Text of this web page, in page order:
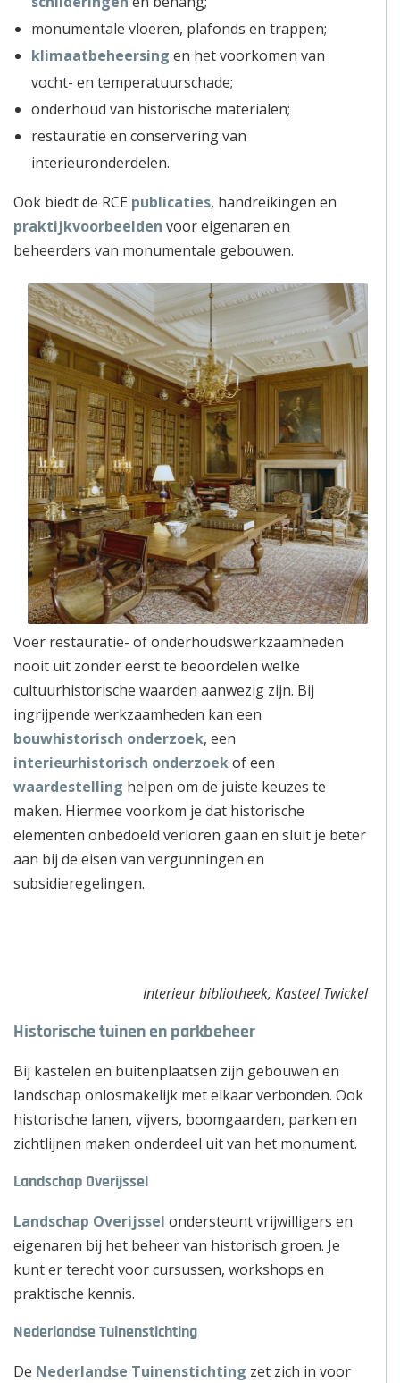
monumentale vloeren, plafonds en trappen;
klimaatbeheersing en het voorkomen van
vocht- en temperatuurschade;
onderhoud van historische materialen;
restauratie en conservering van
interieuronderdelen.
Ook biedt de RCE publicaties, handreikingen en
praktijkvoorbeelden voor eigenaren en
beheerders van monumentale gebouwen.
Voer restauratie- of onderhoudswerkzaamheden
nooit uit zonder eerst te beoordelen welke
cultuurhistorische waarden aanwezig zijn. Bij
ingrijpende werkzaamheden kan een
bouwhistorisch onderzoek, een
interieurhistorisch onderzoekof een
waardestelling helpen om de juiste keuzes te
maken. Hiermee voorkom je dat historische
elementen onbedoeld verloren gaan en sluit je beter
aan bij de eisen van vergunningen en
subsidieregelingen.
Interieur bibliotheek, Kasteel Twickel
Historische tuinen en parkbeheer
Bij kastelen en buitenplaatsen zijn gebouwen en
landschap onlosmakelijk met elkaar verbonden. Ook
historische lanen, vijvers, boomgaarden, parken en
zichtlijnen maken onderdeel uit van het monument.
Landschap Overijssel
Landschap Overijssel ondersteunt vrijwilligers en
eigenaren bij het beheer van historisch groen. Je
kunt er terecht voor cursussen, workshops en
praktische kennis.
Nederlandse Tuinenstichting
De Nederlandse Tuinenstichting zet zich in voor